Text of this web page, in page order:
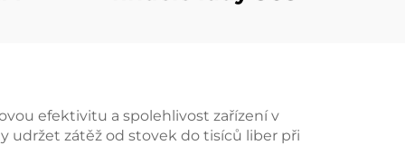
efektivitu a spolehlivost zařízení v
udržet zátěž od stovek do tisíců liber při